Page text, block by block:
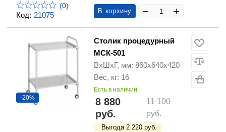
Код: 21075
(0)
В корзину
-20%
Столик процедурный
МСК-501
ВхШхГ, мм: 860х640х420
Вес, кг: 16
Есть в наличии
8 880
руб.
11 100
руб.
Выгода 2 220 руб.